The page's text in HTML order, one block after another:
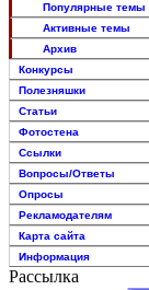
Популярные темы
Активные темы
Архив
Конкурсы
Полезняшки
Статьи
Фотостена
Ссылки
Вопросы/Ответы
Опросы
Рекламодателям
Карта сайта
Информация
Рассылка